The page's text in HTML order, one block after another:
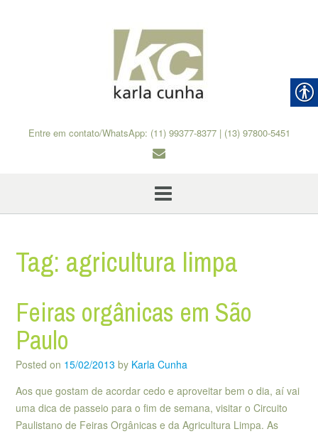
Entre em contato/WhatsApp: (11) 99377-8377 | (13) 97800-5451
Tag: agricultura limpa
Feiras orgânicas em São
Paulo
Posted on 15/02/2013 by Karla Cunha
Aos que gostam de acordar cedo e aproveitar bem o dia, aí vai
uma dica de passeio para o fim de semana, visitar o Circuito
Paulistano de Feiras Orgânicas e da Agricultura Limpa. As